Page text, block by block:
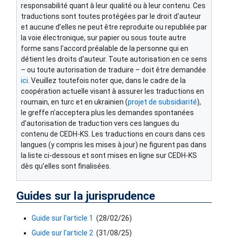
responsabilité quant à leur qualité ou à leur contenu. Ces
traductions sont toutes protégées par le droit d'auteur
et aucune d’elles ne peut être reproduite ou republiée par
la voie électronique, sur papier ou sous toute autre
forme sans l'accord préalable de la personne qui en
détient les droits d'auteur. Toute autorisation en ce sens
– ou toute autorisation de traduire – doit être demandée
ici. Veuillez toutefois noter que, dans le cadre de la
coopération actuelle visant à assurer les traductions en
roumain, en turc et en ukrainien (projet de subsidiarité),
le greffe n’acceptera plus les demandes spontanées
d'autorisation de traduction vers ces langues du
contenu de CEDH-KS. Les traductions en cours dans ces
langues (y compris les mises à jour) ne figurent pas dans
la liste ci-dessous et sont mises en ligne sur CEDH-KS
dès qu’elles sont finalisées.
Guides sur la jurisprudence
Guide sur l'article 1 (28/02/26)
Guide sur l'article 2 (31/08/25)